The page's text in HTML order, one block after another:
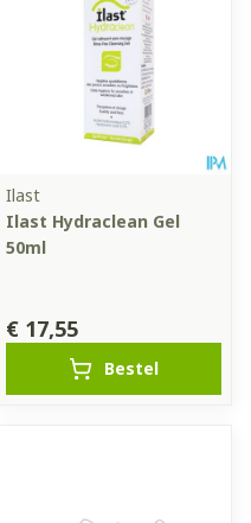
Ilast
Ilast Hydraclean Gel
50ml
€ 17,55
Bestel